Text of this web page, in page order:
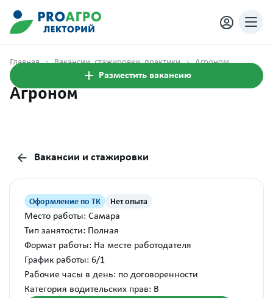
Главная Вакансии, стажировки, практики Агроном
Агроном
Разместить вакансию
Вакансии и стажировки
Оформление по ТК Нет опыта
Место работы: Самара
Тип занятости: Полная
Формат работы: На месте работодателя
График работы: 6/1
Рабочие часы в день: по договоренности
Категория водительских прав: B